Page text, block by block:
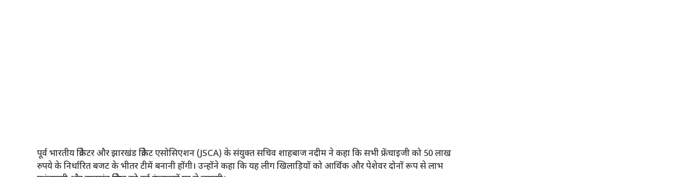
पूर्व भारतीय क्रिकेटर और झारखंड क्रिकेट एसोसिएशन (JSCA) के संयुक्त सचिव शाहबाज नदीम ने कहा कि सभी फ्रेंचाइजी को 50 लाख
रुपये के निर्धारित बजट के भीतर टीमें बनानी होंगी। उन्होंने कहा कि यह लीग खिलाड़ियों को आर्थिक और पेशेवर दोनों रूप से लाभ